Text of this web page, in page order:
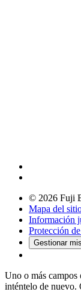
© 2026 Fuji
Mapa del
Información
Protección
Gestionar
Uno o más campos
inténtelo de nuevo.